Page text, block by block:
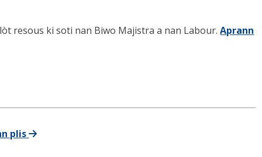
resous ki soti nan Biwo Majistra a nan Labour.Aprann
plis